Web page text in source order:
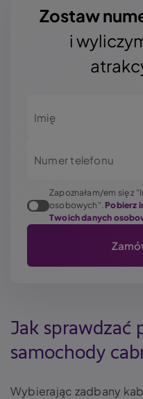
Zostaw
i
Imię
Numer telefonu
Zapoznałam/em się z
osobowych". Pobierz
Twoich danych
Jak sprawdzać
samochody
Wybierając zadbany